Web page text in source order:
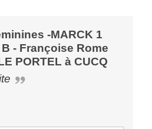
-MARCK 1
- Françoise Rome
PORTEL à CUCQ